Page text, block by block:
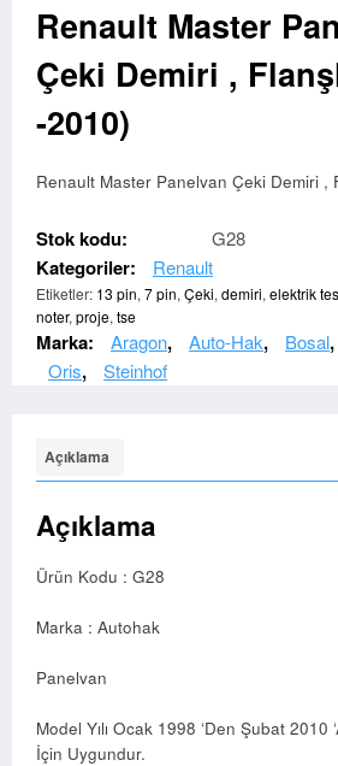
Renault Master
Çeki Demiri ,
-2010)
Renault Master Panelvan Çeki Demiri ,
Stok kodu: G28
Kategoriler: Renault
Etiketler: 13 pin, 7 pin, Çeki, demiri, elektrik
noter, proje, tse
Marka: Aragon, Auto-Hak, Bosal,
Oris, Steinhof
Açıklama
Açıklama
Ürün Kodu : G28
Marka : Autohak
Panelvan
Model Yılı Ocak 1998 ‘Den Şubat
İçin Uygundur.